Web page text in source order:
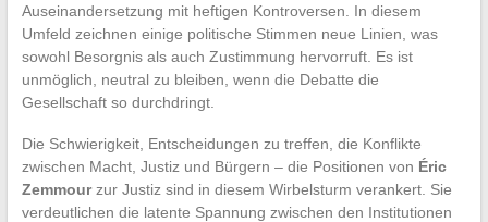
Auseinandersetzung mit heftigen Kontroversen. In diesem
Umfeld zeichnen einige politische Stimmen neue Linien, was
sowohl Besorgnis als auch Zustimmung hervorruft. Es ist
unmöglich, neutral zu bleiben, wenn die Debatte die
Gesellschaft so durchdringt.
Die Schwierigkeit, Entscheidungen zu treffen, die Konflikte
zwischen Macht, Justiz und Bürgern – die Positionen von Éric
Zemmourzur Justiz sind in diesem Wirbelsturm verankert. Sie
verdeutlichen die latente Spannung zwischen den Institutionen